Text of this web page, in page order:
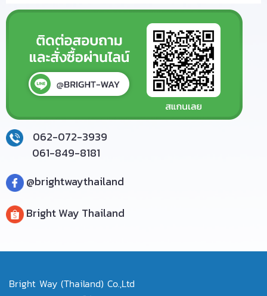
062-072-3939
061-849-8181
@brightwaythailand
Bright Way Thailand
Bright Way (Thailand) Co.,Ltd